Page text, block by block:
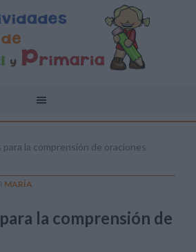
la comprensión de oraciones
MARÍA
la comprensión de